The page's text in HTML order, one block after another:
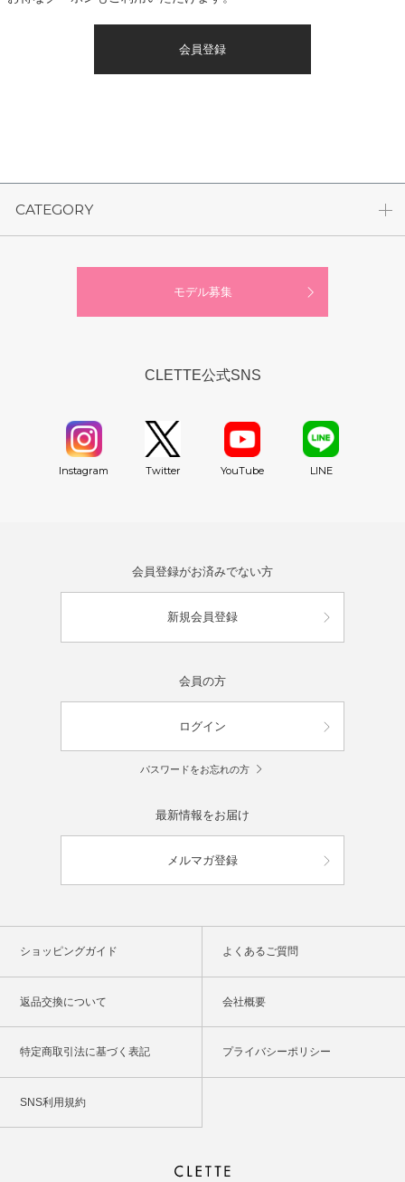
会員登録
CATEGORY
モデル募集
CLETTE公式SNS
Instagram Twitter YouTube LINE
会員登録がお済みでない方
新規会員登録
会員の方
ログイン
パスワードをお忘れの方
最新情報をお届け
メルマガ登録
ショッピングガイド よくあるご質問
返品交換について 会社概要
特定商取引法に基づく表記 プライバシーポリシー
SNS利用規約